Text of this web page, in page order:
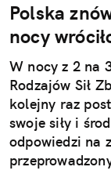
Polska
nocy
W nocy z 2 na
Rodzajów Sił
kolejny raz
swoje siły i
odpowiedzi na